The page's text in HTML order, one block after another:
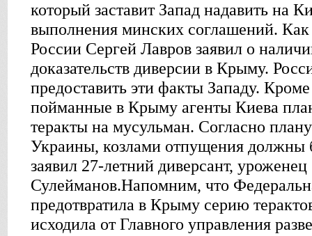
который заставит Запад надавить на
выполнения минских соглашений.
России Сергей Лавров заявил о
доказательств диверсии в Крыму.
предоставить эти факты Западу.
пойманные в Крыму агенты Киева
теракты на мусульман. Согласно
Украины, козлами отпущения должны
заявил 27-летний диверсант,
Сулейманов.Напомним, что
предотвратила в Крыму серию
исходила от Главного управления